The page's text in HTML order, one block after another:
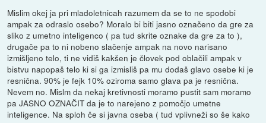
Mislim okej ja pri mladoletnicah razumem da se to ne spodobi
ampak za odraslo osebo? Moralo bi biti jasno označeno da gre za
sliko z umetno inteligenco ( pa tud skrite oznake da gre za to ),
drugače pa to ni nobeno slačenje ampak na novo narisano
izmišljeno telo, ti ne vidiš kakšen je človek pod oblačili ampak v
bistvu napopaš telo ki si ga izmisliš pa mu dodaš glavo osebe ki je
resnična. 90% je fejk 10% oziroma samo glava pa je resnična.
Nevem no. Mislm da nekaj kretivnosti moramo pustit sam moramo
pa JASNO OZNAČIT da je to narejeno z pomočjo umetne
inteligence. Na sploh če si javna oseba ( tud vplivneži so še kako